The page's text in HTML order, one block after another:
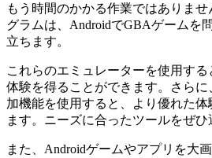
もう時間のかかる作業ではありま
グラムは、AndroidでGBAゲームを
立ちます。
これらのエミュレーターを使用す
体験を得ることができます。さら
加機能を使用すると、より優れた体
ます。ニーズに合ったツールをぜひ
また、Androidゲームやアプリを大